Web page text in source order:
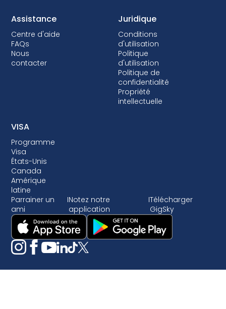
Assistance
Centre d'aide
FAQs
Nous
contacter
Juridique
Conditions
d'utilisation
Politique
d'utilisation
Politique de
confidentialité
Propriété
intellectuelle
VISA
Programme
Visa
États-Unis
Canada
Amérique
latine
Parrainer un
ami
INotez notre
application
ITélécharger
GigSky